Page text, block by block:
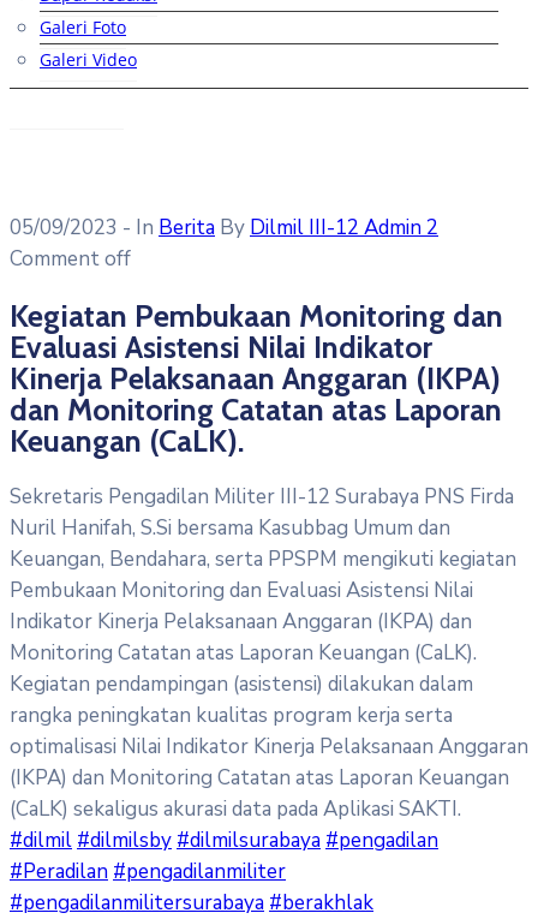
Galeri Foto
Galeri Video
05/09/2023 - In Berita By Dilmil III-12 Admin 2
Comment off
Kegiatan Pembukaan Monitoring dan
Evaluasi Asistensi Nilai Indikator
Kinerja Pelaksanaan Anggaran (IKPA)
dan Monitoring Catatan atas Laporan
Keuangan (CaLK).
Sekretaris Pengadilan Militer III-12 Surabaya PNS Firda
Nuril Hanifah, S.Si bersama Kasubbag Umum dan
Keuangan, Bendahara, serta PPSPM mengikuti kegiatan
Pembukaan Monitoring dan Evaluasi Asistensi Nilai
Indikator Kinerja Pelaksanaan Anggaran (IKPA) dan
Monitoring Catatan atas Laporan Keuangan (CaLK).
Kegiatan pendampingan (asistensi) dilakukan dalam
rangka peningkatan kualitas program kerja serta
optimalisasi Nilai Indikator Kinerja Pelaksanaan Anggaran
(IKPA) dan Monitoring Catatan atas Laporan Keuangan
(CaLK) sekaligus akurasi data pada Aplikasi SAKTI.
#dilmil #dilmilsby #dilmilsurabaya #pengadilan
#Peradilan #pengadilanmiliter
#pengadilanmilitersurabaya #berakhlak